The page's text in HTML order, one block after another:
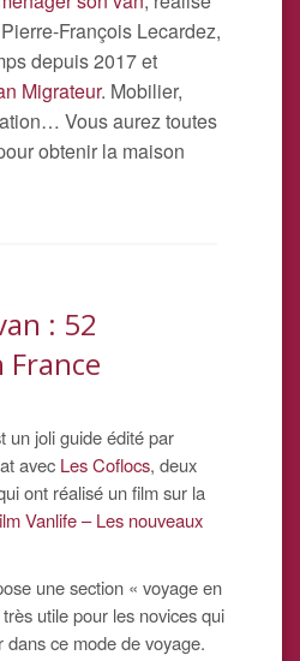
François Lecardez,
depuis 2017 et
Migrateur. Mobilier,
Vous aurez toutes
obtenir la maison
: 52
un joli guide édité par
avec Les Coflocs, deux
ont réalisé un film sur la
Vanlife – Les nouveaux
une section « voyage en
utile pour les novices qui
ce mode de voyage.